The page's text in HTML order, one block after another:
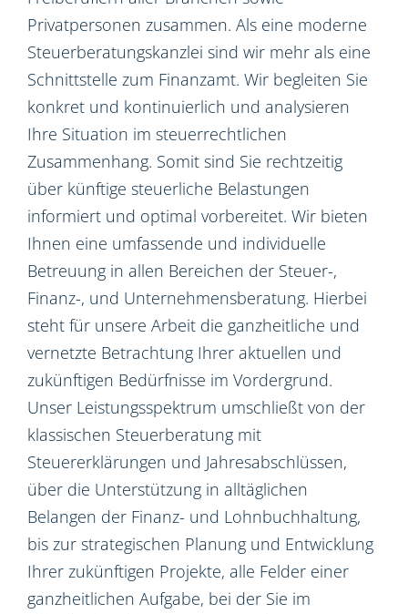
Privatpersonen zusammen. Als eine moderne
Steuerberatungskanzlei sind wir mehr als eine
Schnittstelle zum Finanzamt. Wir begleiten Sie
konkret und kontinuierlich und analysieren
Ihre Situation im steuerrechtlichen
Zusammenhang. Somit sind Sie rechtzeitig
über künftige steuerliche Belastungen
informiert und optimal vorbereitet. Wir bieten
Ihnen eine umfassende und individuelle
Betreuung in allen Bereichen der Steuer-,
Finanz-, und Unternehmensberatung. Hierbei
steht für unsere Arbeit die ganzheitliche und
vernetzte Betrachtung Ihrer aktuellen und
zukünftigen Bedürfnisse im Vordergrund.
Unser Leistungsspektrum umschließt von der
klassischen Steuerberatung mit
Steuererklärungen und Jahresabschlüssen,
über die Unterstützung in alltäglichen
Belangen der Finanz- und Lohnbuchhaltung,
bis zur strategischen Planung und Entwicklung
Ihrer zukünftigen Projekte, alle Felder einer
ganzheitlichen Aufgabe, bei der Sie im